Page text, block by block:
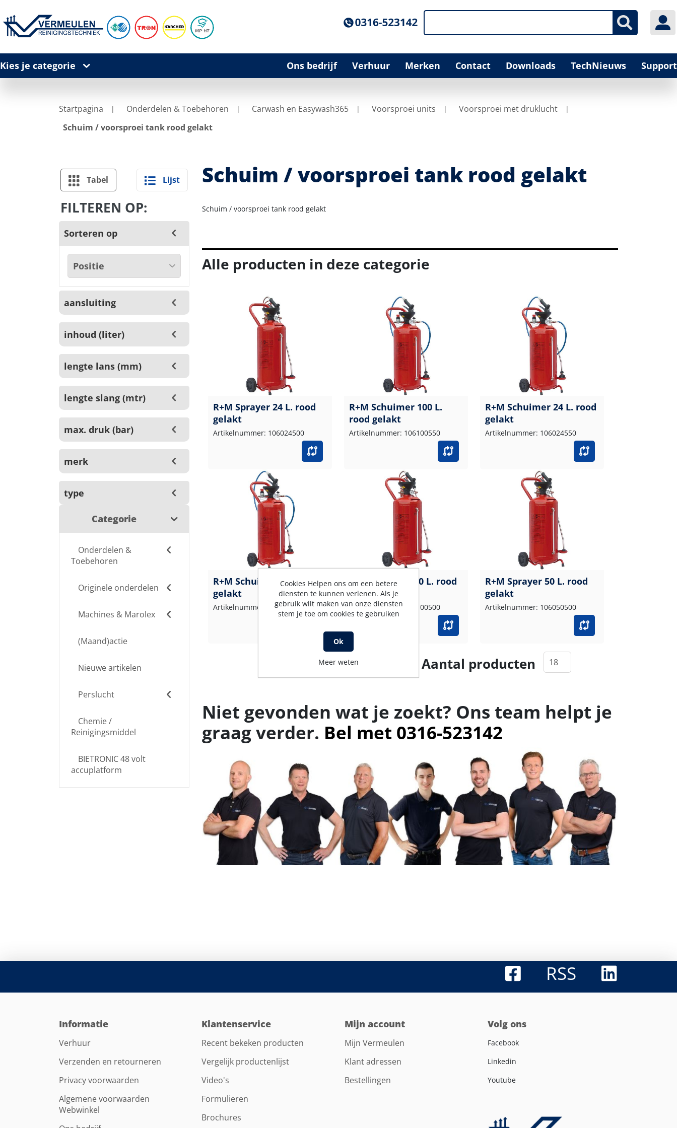
Kies je categorie Ons bedrijf Verhuur Merken Contact Downloads TechNieuws Support
Startpagina Onderdelen & Toebehoren Carwash en Easywash365 Voorsproei units
Voorsproei met druklucht
Schuim / voorsproei tank rood gelakt
Tabel Lijst
FILTEREN OP:
Sorteren op
aansluiting
inhoud (liter)
lengte lans (mm)
lengte slang (mtr)
max. druk (bar)
merk
type
Categorie
Onderdelen &
Toebehoren
Originele onderdelen
Machines & Marolex
(Maand)actie
Nieuwe artikelen
Perslucht
Chemie /
Reinigingsmiddel
BIETRONIC 48 volt
accuplatform
Schuim / voorsproei tank rood gelakt
Schuim / voorsproei tank rood gelakt
Alle producten in deze categorie
R+M Sprayer 24 L. rood
gelakt
Artikelnummer: 106024500
R+M Schuimer 100 L.
rood gelakt
Artikelnummer: 106100550
R+M Schuimer 24 L. rood
gelakt
Artikelnummer: 106024550
R+M Schuimer 50 L. rood
gelakt
Artikelnummer: 106050550
R+M Sprayer 100 L. rood
gelakt
Artikelnummer: 106100500
R+M Sprayer 50 L. rood
gelakt
Artikelnummer: 106050500
Aantal producten
Niet gevonden wat je zoekt? Ons team helpt je
graag verder. Bel met 0316-523142
RSS
Informatie
Verhuur
Verzenden en retourneren
Privacy voorwaarden
Algemene voorwaarden
Webwinkel
Klantenservice
Recent bekeken producten
Vergelijk productenlijst
Video's
Formulieren
Brochures
Mijn account
Mijn Vermeulen
Klant adressen
Bestellingen
Volg ons
Facebook
Linkedin
Youtube
Cookies Helpen ons om een betere
diensten te kunnen verlenen. Als je
gebruik wilt maken van onze diensten
stem je toe om cookies te gebruiken
Ok
Meer weten